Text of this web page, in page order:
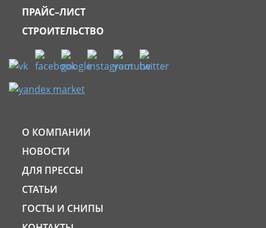
ПРАЙС–ЛИСТ
СТРОИТЕЛЬСТВО
О КОМПАНИИ
НОВОСТИ
ДЛЯ ПРЕССЫ
СТАТЬИ
ГОСТЫ И СНИПЫ